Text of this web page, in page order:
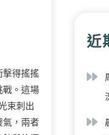
擊得搖搖
戰。這場
束刺出
氣，兩者
近